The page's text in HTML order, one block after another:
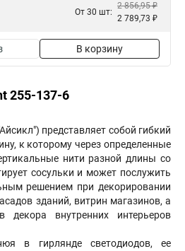
От 30 шт:
2 856,95 ₽
2 789,73 ₽
В корзину
255-137-6
представляет собой гибкий
к которому через определенные
нити разной длины со
сосульки и может послужить
решением при декорировании
зданий, витрин магазинов, а
декора внутренних интерьеров
в гирлянде светодиодов, ее